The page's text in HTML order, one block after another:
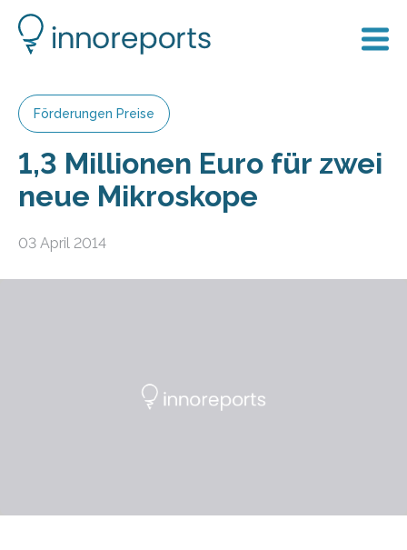
Förderungen Preise
1,3 Millionen Euro für zwei
neue Mikroskope
03 April 2014